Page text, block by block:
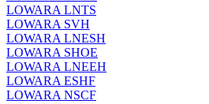
LOWARA LNTS
LOWARA SVH
LOWARA LNESH
LOWARA SHOE
LOWARA LNEEH
LOWARA ESHF
LOWARA NSCF